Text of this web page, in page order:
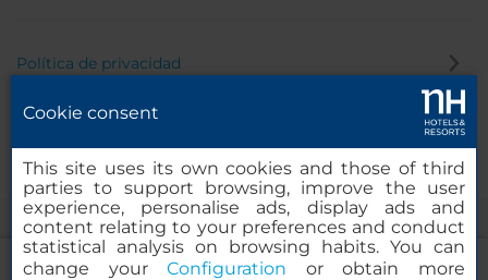
Política de privacidad
Cookie consent
This site uses its own cookies and those of third
parties to support browsing, improve the user
experience, personalise ads, display ads and
content relating to your preferences and conduct
statistical analysis on browsing habits. You can
change yourConfiguration or obtain more